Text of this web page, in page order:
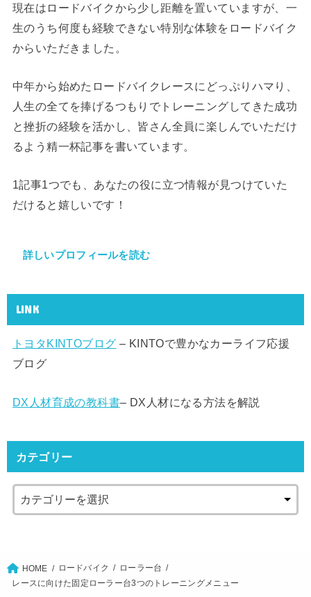
現在はロードバイクから少し距離を置いていますが、一
生のうち何度も経験できない特別な体験をロードバイク
からいただきました。
中年から始めたロードバイクレースにどっぷりハマり、
人生の全てを捧げるつもりでトレーニングしてきた成功
と挫折の経験を活かし、皆さん全員に楽しんでいただけ
るよう精一杯記事を書いています。
1記事1つでも、あなたの役に立つ情報が見つけていた
だけると嬉しいです！
詳しいプロフィールを読む
LINK
トヨタKINTOブログ – KINTOで豊かなカーライフ応援
ブログ
DX人材育成の教科書– DX人材になる方法を解説
カテゴリー
HOME ロードバイク
ローラー台
レースに向けた固定ローラー台3つのトレーニングメニュー